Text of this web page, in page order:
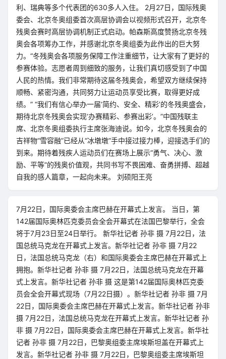
利、瑞典等多个代表团的630多人入住。 2月27日，国际残奥
委会、北京冬奥组委首次高层协调会以视频形式召开，北京冬
残奥会赛时高层协调机制正式启动。帕森斯高度赞扬北京冬残
奥会各项筹办工作，并感谢北京冬奥组委为此作出的巨大努
力。“冬残奥会各项服务保障工作注重细节，让大家有了更好的
参赛体验。志愿者周到细致的服务，让我们真切感受到了中国
人民的热情。我们非常期待这届冬残奥会，希望双方继续保持
顺畅、紧密沟通，共同努力让运动员享受比赛，取得更好成
绩。” “我们有信心举办一届‘简约、安全、精彩’的冬残奥盛会，
期待北京冬残奥会实现‘办赛精彩、参赛出彩’。”中国残联主
席、北京冬奥组委执行主席张海迪说。如今，北京冬残奥会的
吉祥物“雪容融”已经从“冰墩墩”手中接过接力棒，迎接选手们的
到来。期待着残疾人运动员们在赛场上展示“勇气、决心、激
励、平等”的残奥价值观，共同书写不畏困难、奋勇拼搏、超越
自我的感人篇章，一起向未来。 刘硕阳王亮
7月22日，国际奥委会主席巴赫在开幕式上发言。 当日，第
142届国际奥林匹克委员会全会开幕式在法国巴黎举行，全会
将于7月23日至24日举行。 新华社记者 孙非 摄 7月22日，法
国总统马克龙在开幕式上发言。新华社记者 孙非 摄 7月22
日，法国总统马克龙（右）和国际奥委会主席巴赫在开幕式上
拥抱。新华社记者 孙非 摄 7月22日，法国总统马克龙在开幕
式上发言。新华社记者 孙非 摄 这是第142届国际奥林匹克委
员会全会开幕式现场（7月22日摄）。新华社记者 孙非 摄 7月
22日，国际奥委会主席巴赫在开幕式上发言。新华社记者 孙非
摄 7月22日，法国总统马克龙在开幕式上发言。新华社记者 孙
非 摄 7月22日，国际奥委会主席巴赫在开幕式上发言。新华社
记者 孙非 摄 7月22日，巴黎奥组委主席埃斯坦盖在开幕式上
发言。新华社记者 孙非 摄 7月22日，巴黎奥组委主席埃斯坦